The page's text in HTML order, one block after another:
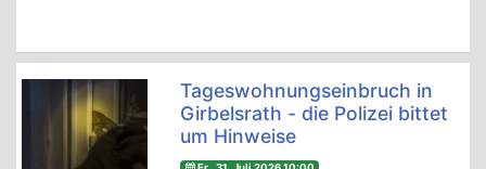
Tageswohnungseinbruch in
Girbelsrath - die Polizei bittet
um Hinweise